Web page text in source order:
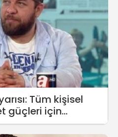
Tüm kişisel
güçleri için